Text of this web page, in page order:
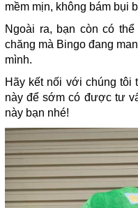
mềm mịn, không bám bụi
Ngoài ra, bạn còn có
chăng mà Bingo đang
mình.
Hãy kết nối với chúng tôi
này để sớm có được tư
này bạn nhé!